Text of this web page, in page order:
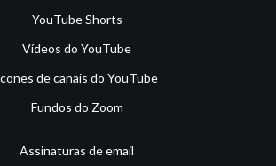
YouTube Shorts
Vídeos do YouTube
de canais do YouTube
Fundos do Zoom
Assinaturas de email